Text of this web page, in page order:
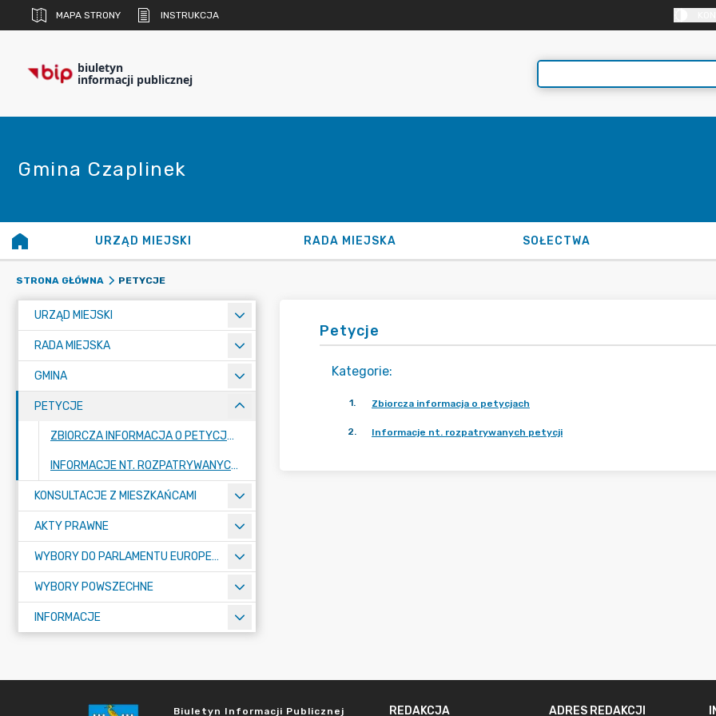
MAPA STRONY INSTRUKCJA
biuletyn
informacji publicznej
Gmina Czaplinek
URZĄD MIEJSKI RADA MIEJSKA SOŁECTWA
STRONA GŁÓWNA PETYCJE
URZĄD MIEJSKI
RADA MIEJSKA
GMINA
PETYCJE
ZBIORCZA INFORMACJA O PETYCJACH
INFORMACJE NT. ROZPATRYWANYCH PETYCJI
KONSULTACJE Z MIESZKAŃCAMI
AKTY PRAWNE
WYBORY DO PARLAMENTU EUROPEJSKIEGO 2024
WYBORY POWSZECHNE
INFORMACJE
Petycje
Kategorie:
1. Zbiorcza informacja o petycjach
2. Informacje nt. rozpatrywanych petycji
Biuletyn Informacji Publicznej REDAKCJA ADRES REDAKCJI